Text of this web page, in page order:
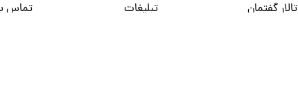
تالار گفتمان تبلیغات تماس